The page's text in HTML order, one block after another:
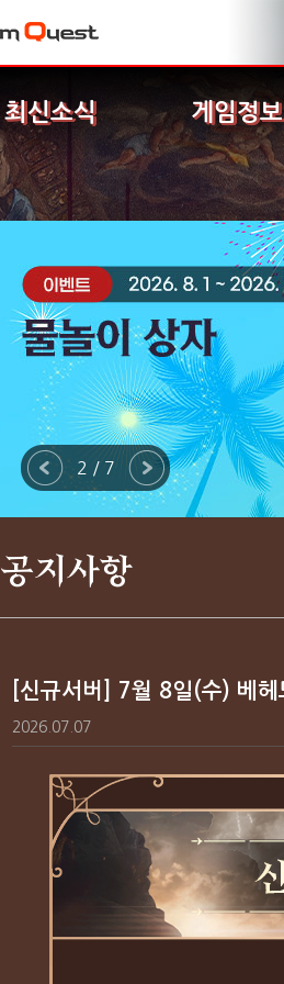
최신소식 게임정보
2 / 7
공지사항
[신규서버] 7월 8일(수) 베
2026.07.07